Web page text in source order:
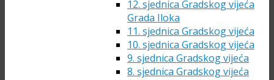
12. sjednica Gradskog vijeća
Grada Iloka
11. sjednica Gradskog vijeća
10. sjednica Gradskog vijeća
9. sjednica Gradskog vijeća
8. sjednica Gradskog vijeća